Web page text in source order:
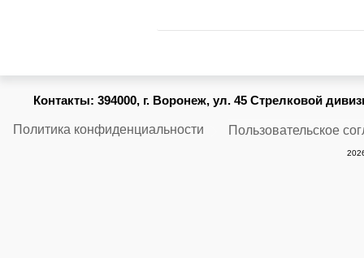
Контакты: 394000, г. Воронеж, ул. 45 Стрелковой
Политика конфиденциальности Пользовательское